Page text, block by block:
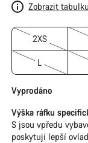
Zobrazit
2XS
L
Vyprodáno
Výška ráfku
S jsou vpředu
poskytují lepší